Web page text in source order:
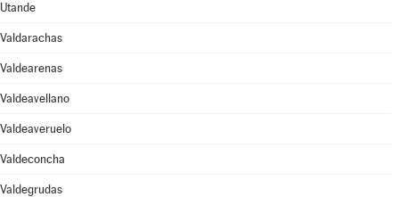
Utande
Valdarachas
Valdearenas
Valdeavellano
Valdeaveruelo
Valdeconcha
Valdegrudas